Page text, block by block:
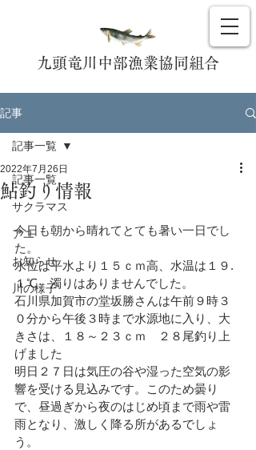
九頭竜川中部漁業協同組合
記事
記事一覧
サクラマス
アユ
お知らせ
川の様子
記事一覧
鮎釣り情報
2022年7月26日
今日も朝から晴れてとても暑い一日でし
た。
水位は平水より１５ｃｍ高、水温は１９.
１℃、濁りはありませんでした。
石川県加賀市の堂坂勝さんは午前９時３
０分から午後３時まで水源地に入り、大
きさは、１８～２３ｃｍ　２８尾釣り上
げました
明日２７日は気圧の谷や湿った空気の影
響を受ける見込みです。
このため曇り
で、昼過ぎから夜のはじめ頃まで雨や雷
雨となり、激しく降る所があるでしょ
う。